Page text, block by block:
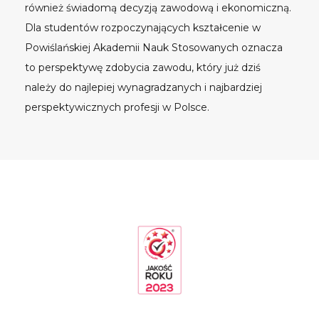
również świadomą decyzją zawodową i ekonomiczną.
Dla studentów rozpoczynających kształcenie w
Powiślańskiej Akademii Nauk Stosowanych oznacza
to perspektywę zdobycia zawodu, który już dziś
należy do najlepiej wynagradzanych i najbardziej
perspektywicznych profesji w Polsce.